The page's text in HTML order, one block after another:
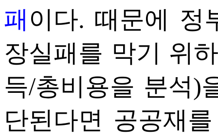
패 이다. 때문에 정
장실패를 막기 위
득/총비용을 분석)
단된다면 공공재